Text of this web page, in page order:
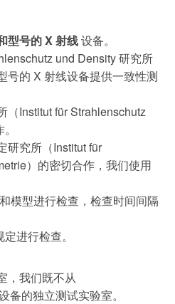
型号的 X 射线设备。
und Density 研究所
号的 X 射线设备提供一致性测
（Institut für Strahlenschutz
研究所（Institut für
）的密切合作，我们使用
和模型进行检查，检查时间间隔
进行检查。
，我们既不从
备的独立测试实验室。